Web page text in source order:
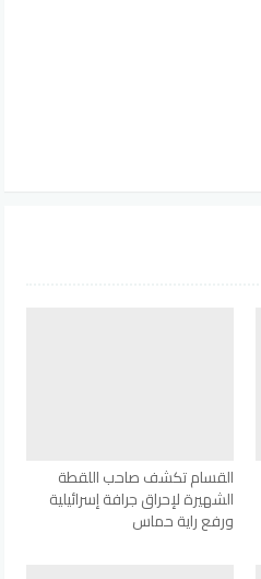
القسام تكشف صاحب اللقطة
الشهيرة لإحراق جرافة إسرائيلية
ورفع راية حماس